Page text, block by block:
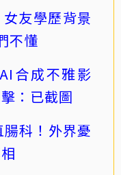
友學歷背景
不懂
合成不雅影
：已截圖
科！外界憂